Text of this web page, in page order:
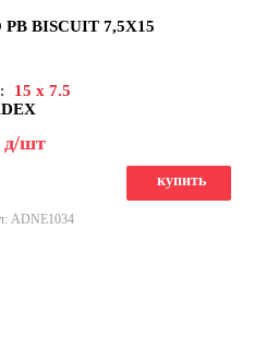
BISCUIT 7,5X15
15 x 7.5
д/шт
купить
ADNE1034